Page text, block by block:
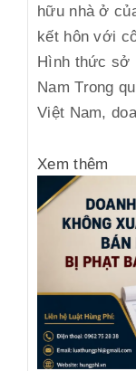
hữu nhà ở
kết hôn với
Hình thức sở
Nam Trong
Việt Nam,
Xem thêm